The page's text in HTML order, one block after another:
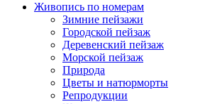
Живопись по номерам
Зимние пейзажи
Городской пейзаж
Деревенский пейзаж
Морской пейзаж
Природа
Цветы и натюрморты
Репродукции